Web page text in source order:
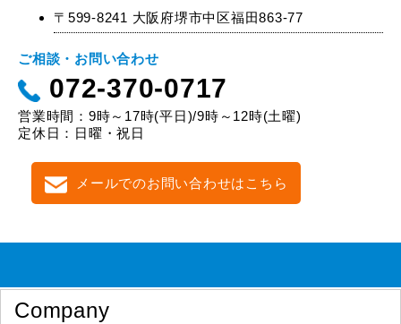
〒599-8241 大阪府堺市中区福田863-77
ご相談・お問い合わせ
072-370-0717
営業時間：9時～17時(平日)/9時～12時(土曜)
定休日：日曜・祝日
メールでのお問い合わせはこちら
Company